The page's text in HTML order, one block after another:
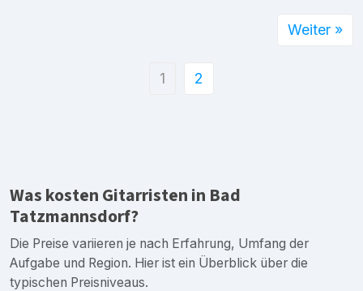
1 2
Weiter »
Was kosten Gitarristen in Bad
Tatzmannsdorf?
Die Preise variieren je nach Erfahrung, Umfang der
Aufgabe und Region. Hier ist ein Überblick über die
typischen Preisniveaus.